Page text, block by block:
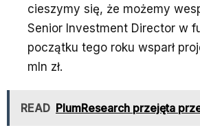
cieszymy się, że możemy
Senior Investment Director w
początku tego roku wsparł
mln zł.
READ PlumResearch przejęta